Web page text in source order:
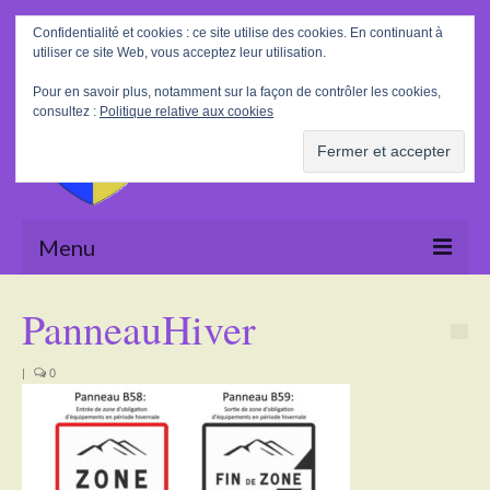
Rechercher
:
Menu
La Mairie
Le village
Tourisme
PanneauHiver
| 0
Confidentialité et cookies : ce site utilise des cookies. En continuant à
utiliser ce site Web, vous acceptez leur utilisation.
Pour en savoir plus, notamment sur la façon de contrôler les cookies,
consultez : Politique relative aux cookies